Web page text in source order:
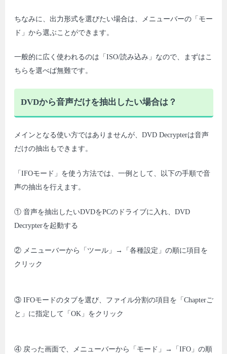
ちなみに、出力形式を選びたい場合は、メニューバーの「モー
ド」から選ぶことができます。
一般的に広く使われるのは「ISO/読み込み」なので、まずはこ
ちらを選べば無難です。
DVDから音声だけを抽出したい場合は？
メインとなる使い方ではありませんが、DVD Decrypterは音声
だけの抽出もできます。
「IFOモード」を使う方法では、一例として、以下の手順で音
声の抽出を行えます。
① 音声を抽出したいDVDをPCのドライブに入れ、DVD
Decrypterを起動する
② メニューバーから「ツール」→「各種設定」の順に項目を
クリック
③ IFOモードのタブを選び、ファイル分割の項目を「Chapterご
と」に指定して「OK」をクリック
④ 戻った画面で、メニューバーから「モード」→「IFO」の順